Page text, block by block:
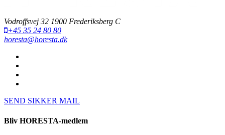
Vodroffsvej 32 1900 Frederiksberg C
+45 35 24 80 80
horesta@horesta.dk
SEND SIKKER MAIL
Bliv HORESTA-medlem